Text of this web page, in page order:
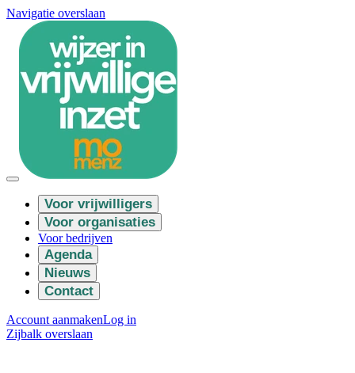
Navigatie overslaan
Voor vrijwilligers
Voor organisaties
Voor bedrijven
Agenda
Nieuws
Contact
Account aanmakenLog in
Zijbalk overslaan